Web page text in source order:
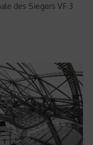
des Siegers VF 3